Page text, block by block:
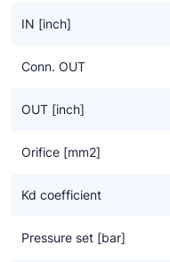
IN [inch]
Conn. OUT
OUT [inch]
Orifice [mm2]
Kd coefficient
Pressure set [bar]